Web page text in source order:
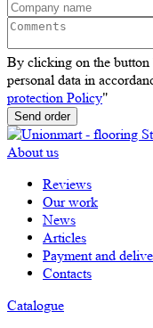
By clicking on the button
personal data in
protection Policy"
Send order
About us
Reviews
Our work
News
Articles
Payment and
Contacts
Catalogue